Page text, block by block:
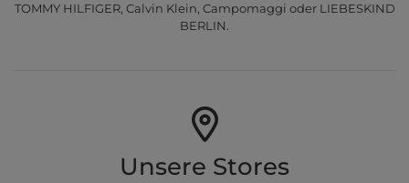
TOMMY HILFIGER, Calvin Klein, Campomaggi oder LIEBESKIND
BERLIN.
Unsere Stores